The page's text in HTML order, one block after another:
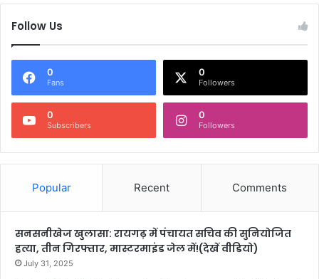
Follow Us
0
Fans
0
Followers
0
Subscribers
0
Followers
Popular Recent Comments
सनसनीखेज खुलासा: रायगढ़ में पंचायत सचिव की सुनियोजित
हत्या, तीन गिरफ्तार, मास्टरमाइंड जेल में!(देखें वीडियो)
July 31, 2025